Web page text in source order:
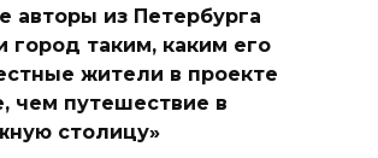
авторы из Петербурга
город таким, каким его
жители в проекте
чем путешествие в
столицу»